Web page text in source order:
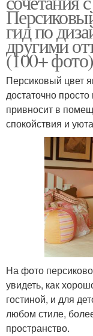
гид по
другими
(100+ фото)
Персиковый цвет
достаточно
привносит в
спокойствия и
На фото
увидеть, как
гостиной, и для
любом стиле,
пространство.